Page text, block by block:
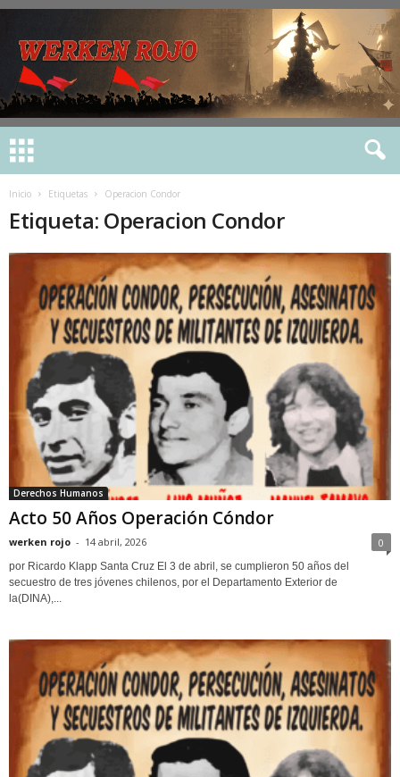
Inicio Etiquetas Operacion Condor
Etiqueta: Operacion Condor
Derechos Humanos
Acto 50 Años Operación Cóndor
werken rojo - 14 abril, 2026 0
por Ricardo Klapp Santa Cruz El 3 de abril, se cumplieron 50 años del
secuestro de tres jóvenes chilenos, por el Departamento Exterior de
la(DINA),...